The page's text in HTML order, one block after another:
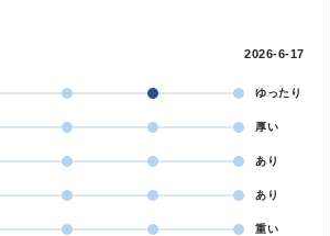
2026-6-17
ゆったり
厚い
あり
あり
重い